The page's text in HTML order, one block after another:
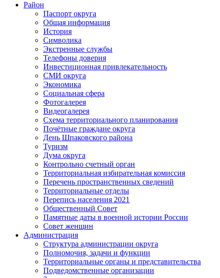
Район
Паспорт округа
Общая информация
История
Символика
Экстренные службы
Телефоны доверия
Инвестиционная привлекательность
СМИ округа
Экономика
Социальная сфера
Фотогалерея
Видеогалерея
Схема территориального планирования
Почётные граждане округа
День Шпаковского района
Туризм
Дума округа
Контрольно счетный орган
Территориальная избирательная комиссия
Перечень пространственных сведений
Территориальные отделы
Перепись населения 2021
Общественный Совет
Памятные даты в военной истории России
Совет женщин
Администрация
Структура администрации округа
Полномочия, задачи и функции
Территориальные органы и представительства
Подведомственные организации